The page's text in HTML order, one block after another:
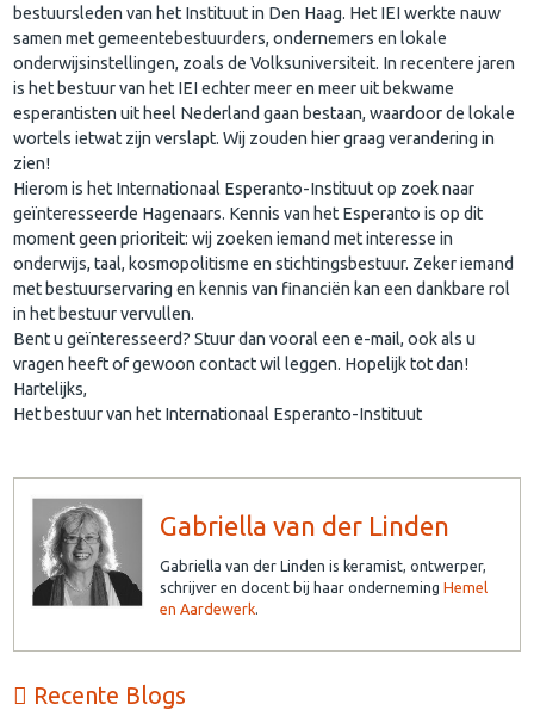
bestuursleden van het Instituut in Den Haag. Het IEI werkte nauw
samen met gemeentebestuurders, ondernemers en lokale
onderwijsinstellingen, zoals de Volksuniversiteit. In recentere jaren
is het bestuur van het IEI echter meer en meer uit bekwame
esperantisten uit heel Nederland gaan bestaan, waardoor de lokale
wortels ietwat zijn verslapt. Wij zouden hier graag verandering in
zien!
Hierom is het Internationaal Esperanto-Instituut op zoek naar
geïnteresseerde Hagenaars. Kennis van het Esperanto is op dit
moment geen prioriteit: wij zoeken iemand met interesse in
onderwijs, taal, kosmopolitisme en stichtingsbestuur. Zeker iemand
met bestuurservaring en kennis van financiën kan een dankbare rol
in het bestuur vervullen.
Bent u geïnteresseerd? Stuur dan vooral een e-mail, ook als u
vragen heeft of gewoon contact wil leggen. Hopelijk tot dan!
Hartelijks,
Het bestuur van het Internationaal Esperanto-Instituut
Gabriella van der Linden
Gabriella van der Linden is keramist, ontwerper,
schrijver en docent bij haar onderneming Hemel
en Aardewerk.
Recente Blogs